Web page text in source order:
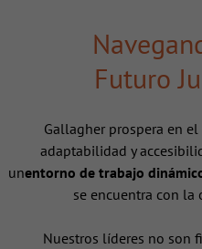
Futuro
Gallagher prospera en
adaptabilidad y
unentorno de trabajo
se encuentra con la
Nuestros líderes no son